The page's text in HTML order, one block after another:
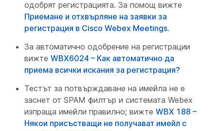
одобрят регистрацията. За помощ вижте
Приемане и отхвърляне на заявки за
регистрация в Cisco Webex Meetings.
За автоматично одобрение на регистрации
вижте WBX6024 – Как автоматично да
приема всички искания за регистрация?
Тестът за потвърждаване на имейла не е
заснет от SPAM филтър и системата Webex
изпраща имейли правилно; вижте WBX 188 –
Някои присъстващи не получават имейл с